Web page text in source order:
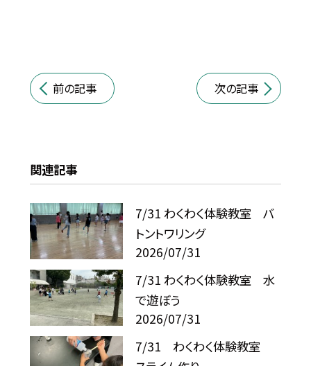
前の記事 次の記事
関連記事
7/31 わくわく体験教室 バ
トントワリング
2026/07/31
7/31 わくわく体験教室 水
で遊ぼう
2026/07/31
7/31 わくわく体験教室